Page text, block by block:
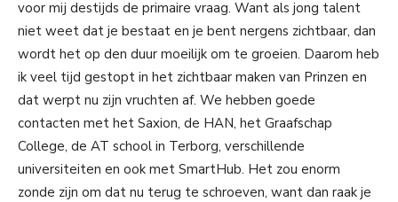
voor mij destijds de primaire vraag. Want als jong talent
niet weet dat je bestaat en je bent nergens zichtbaar, dan
wordt het op den duur moeilijk om te groeien. Daarom heb
ik veel tijd gestopt in het zichtbaar maken van Prinzen en
dat werpt nu zijn vruchten af. We hebben goede
contacten met het Saxion, de HAN, het Graafschap
College, de AT school in Terborg, verschillende
universiteiten en ook met SmartHub. Het zou enorm
zonde zijn om dat nu terug te schroeven, want dan raak je